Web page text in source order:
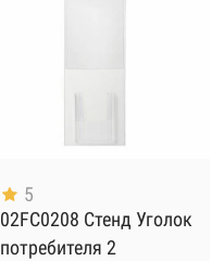
5
02FC0208 Стенд Уголок
потребителя 2